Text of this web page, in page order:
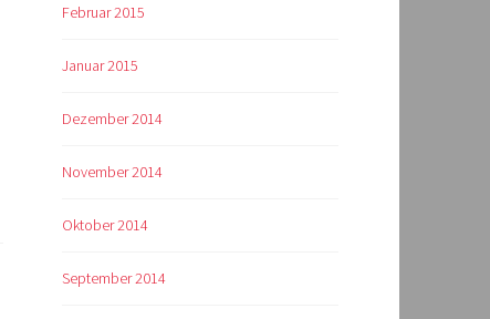
Februar 2015
Januar 2015
Dezember 2014
November 2014
Oktober 2014
September 2014